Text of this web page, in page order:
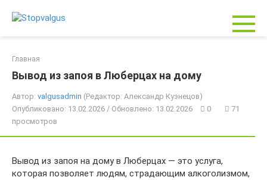
Главная
Вывод из запоя в Люберцах на дому
Автор: valgusadmin (Редактор: Александр Кузнецов)
Опубликовано: 13.02.2026 / Обновлено: 13.02.2026
0
71
просмотров
Вывод из запоя на дому в Люберцах — это услуга,
которая позволяет людям, страдающим алкоголизмом,